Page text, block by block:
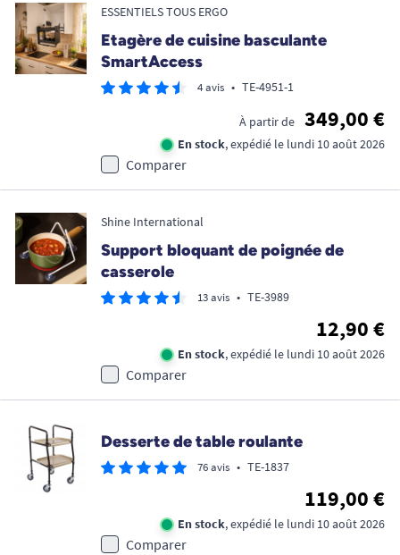
ESSENTIELS TOUS ERGO
Etagère de cuisine basculante
SmartAccess
4 avis • TE-4951-1
À partir de 349,00 €
En stock, expédié le lundi 10 août 2026
Comparer
Shine International
Support bloquant de poignée de
casserole
13 avis • TE-3989
12,90 €
En stock, expédié le lundi 10 août 2026
Comparer
Desserte de table roulante
76 avis • TE-1837
119,00 €
En stock, expédié le lundi 10 août 2026
Comparer